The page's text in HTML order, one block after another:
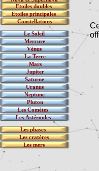
Les Comètes
Le Soleil
Les Astéroïdes
Etoiles principales
Etoiles doubles
Vénus
Les mers
Les cratères
Les phases
Mercure
Constellations
La Terre
Mars
Jupiter
Saturne
Uranus
Neptune
Pluton